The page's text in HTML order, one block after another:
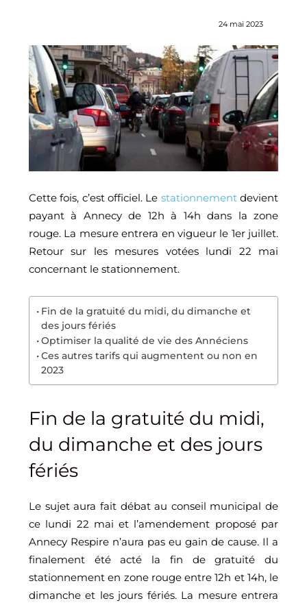
24 mai 2023
Cette fois, c’est officiel. Le stationnementdevient
payant à Annecy de 12h à 14h dans la zone
rouge. La mesure entrera en vigueur le 1er juillet.
Retour sur les mesures votées lundi 22 mai
concernant le stationnement.
Fin de la gratuité du midi, du dimanche et
des jours fériés
Optimiser la qualité de vie des Annéciens
Ces autres tarifs qui augmentent ou non en
2023
Fin de la gratuité du midi,
du dimanche et des jours
fériés
Le sujet aura fait débat au conseil municipal de
ce lundi 22 mai et l’amendement proposé par
Annecy Respire n’aura pas eu gain de cause. Il a
finalement été acté la fin de gratuité du
stationnement en zone rouge entre 12h et 14h, le
dimanche et les jours fériés. La mesure entrera